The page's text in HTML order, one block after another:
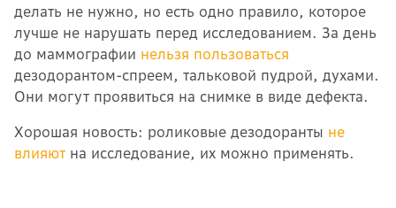
делать не нужно, но есть одно правило, которое
лучше не нарушать перед исследованием. За день
до маммографии нельзя пользоваться
дезодорантом-спреем, тальковой пудрой, духами.
Они могут проявиться на снимке в виде дефекта.
Хорошая новость: роликовые дезодоранты не
влияют на исследование, их можно применять.